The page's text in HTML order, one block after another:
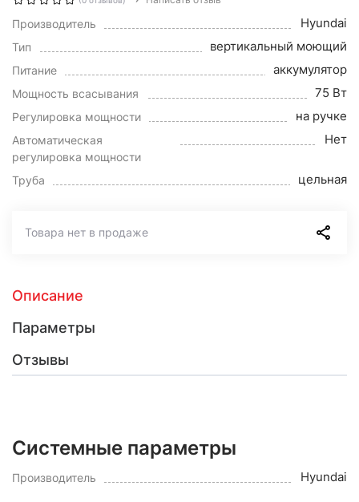
Производитель Hyundai
Тип вертикальный моющий
Питание аккумулятор
Мощность всасывания 75 Вт
Регулировка мощности на ручке
Автоматическая
регулировка мощности
Нет
Труба цельная
Товара нет в продаже
Описание
Параметры
Отзывы
Системные параметры
Производитель Hyundai